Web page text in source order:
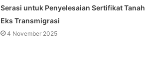
Serasi untuk Penyelesaian Sertifikat Tanah
Eks Transmigrasi
4 November 2025